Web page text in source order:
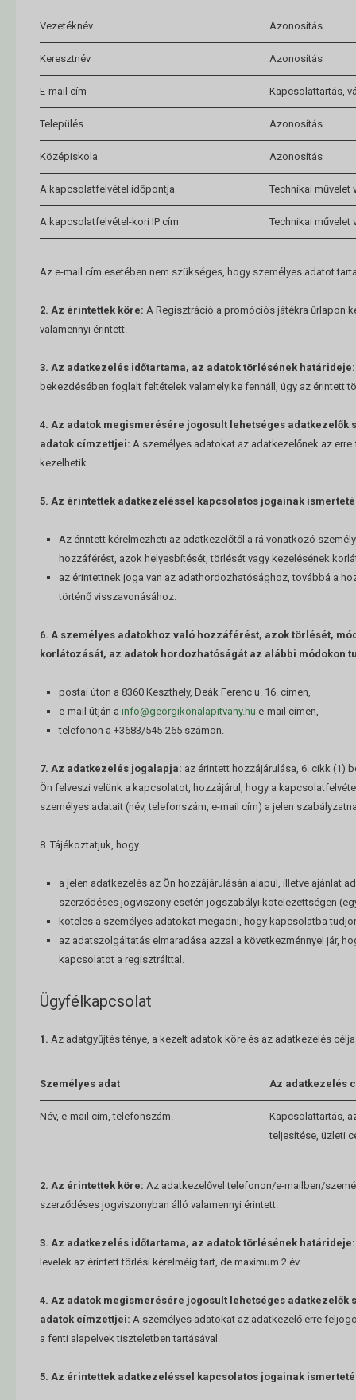
Vezetéknév Azonosítás
Keresztnév Azonosítás
E-mail cím Kapcsolattartás,
Település Azonosítás
Középiskola Azonosítás
A kapcsolatfelvétel időpontja Technikai művelet
A kapcsolatfelvétel-kori IP cím Technikai művelet
Az e-mail cím esetében nem szükséges, hogy személyes adatot
2. Az érintettek köre: A Regisztráció a promóciós játékra űrlapon
valamennyi érintett.
3. Az adatkezelés időtartama, az adatok törlésének határideje:
bekezdésében foglalt feltételek valamelyike fennáll, úgy az érintett
4. Az adatok megismerésére jogosult lehetséges adatkezelők
adatok címzettjei: A személyes adatokat az adatkezelőnek az
kezelhetik.
5. Az érintettek adatkezeléssel kapcsolatos jogainak
Az érintett kérelmezheti az adatkezelőtől a rá vonatkozó
hozzáférést, azok helyesbítését, törlését vagy kezelésének
az érintettnek joga van az adathordozhatósághoz, továbbá a
történő visszavonásához.
6. A személyes adatokhoz való hozzáférést, azok törlését,
korlátozását, az adatok hordozhatóságát az alábbi módokon
postai úton a 8360 Keszthely, Deák Ferenc u. 16. címen,
e-mail útján a info@georgikonalapitvany.hu e-mail címen,
telefonon a +3683/545-265 számon.
7. Az adatkezelés jogalapja: az érintett hozzájárulása, 6. cikk (1)
Ön felveszi velünk a kapcsolatot, hozzájárul, hogy a
személyes adatait (név, telefonszám, e-mail cím) a jelen
8. Tájékoztatjuk, hogy
a jelen adatkezelés az Ön hozzájárulásán alapul, illetve ajánlat
szerződéses jogviszony esetén jogszabályi kötelezettségen
köteles a személyes adatokat megadni, hogy kapcsolatba
az adatszolgáltatás elmaradása azzal a következménnyel jár,
kapcsolatot a regisztrálttal.
Ügyfélkapcsolat
1. Az adatgyűjtés ténye, a kezelt adatok köre és az adatkezelés
Személyes adat Az adatkezelés
Név, e-mail cím, telefonszám.
Kapcsolattartás,
teljesítése, üzleti
2. Az érintettek köre: Az adatkezelővel telefonon/e-mailben/
szerződéses jogviszonyban álló valamennyi érintett.
3. Az adatkezelés időtartama, az adatok törlésének határideje:
levelek az érintett törlési kérelméig tart, de maximum 2 év.
4. Az adatok megismerésére jogosult lehetséges adatkezelők
adatok címzettjei: A személyes adatokat az adatkezelő erre
a fenti alapelvek tiszteletben tartásával.
5. Az érintettek adatkezeléssel kapcsolatos jogainak